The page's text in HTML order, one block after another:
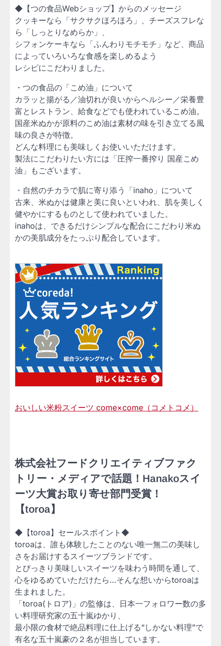
◆【つの食品Webショップ】からのメッセージ
クッキーなら「サクサクほろほろ」、チーズスフレな
ら「しっとりなめらか」、
シフォンケーキなら「ふんわりモチモチ」など、商品
によっていろいろな食感を楽しめるよう
レシピにこだわりました。
・つの食品の「こめ油」について
カラッと揚がる／油切れが良いからヘルシー／栄養豊
富とレストラン、給食などでも使われているこめ油。
国産米ぬかが原料のこめ油は素材の味を引き立てる風
味の良さが特徴。
どんな料理にも美味しくお使いいただけます。
製法にこだわりたい方には「圧搾一番搾り 国産こめ
油」もございます。
・自然のチカラで肌に寄り添う「inaho」について
古来、米ぬかは健康と美に良いといわれ、肌を美しく
健やかにするものとして使われていました。
inahoは、できるだけシンプルな配合にこだわり米ぬ
かの美肌成分をたっぷり配合しています。
おいしい米粉スイーツ come×come（コメトコメ）
株式会社フードクリエイティブファク
トリー・メディアで話題！Hanakoスイ
ーツ大賞お取り寄せ部門受賞！
【toroa】
◆【toroa】セールスポイント◆
toroaは、誰も体験したことのない唯一無二の美味し
さをお届けするスイーツブランドです。
とびっきり美味しいスイーツを味わう時間を通して、
心をゆるめていただけたら…そんな想いからtoroaは
生まれました。
「toroa(トロア)」の監修は、日本一フォロワー数の多
い料理研究家の五十嵐ゆかり、
最小限の食材で絶品料理に仕上げる“しかない料理”で
有名な五十嵐豪の２名が担当しています。